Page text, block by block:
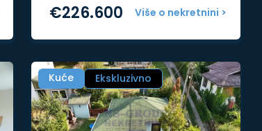
Više o nekretnini >
€226.600
Kuće Ekskluzivno